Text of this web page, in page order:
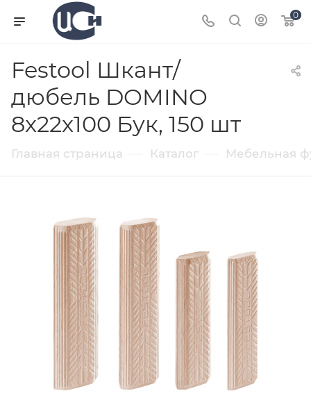
0
Festool Шкант/
дюбель DOMINO
8x22x100 Бук, 150 шт
Главная страница Каталог Мебельная